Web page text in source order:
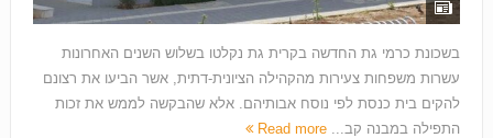
בשכונת כרמי גת החדשה בקרית גת נקלטו בשלוש השנים האחרונות
עשרות משפחות צעירות מהקהילה הציונית-דתית, אשר הביעו את רצונם
להקים בית כנסת לפי נוסח אבותיהם. אלא שהבקשה לממש את זכות
התפילה במבנה קב... Read more